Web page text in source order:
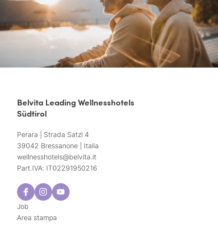
Belvita Leading Wellnesshotels
Südtirol
Perara | Strada Satzl 4
39042 Bressanone | Italia
wellnesshotels@belvita.it
Part.IVA: IT02291950216
Job
Area stampa